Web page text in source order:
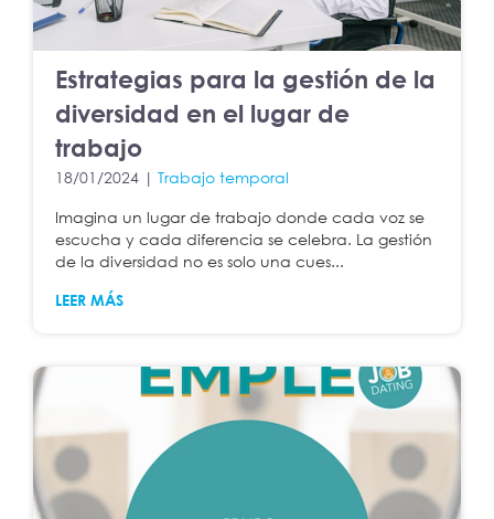
Estrategias para la gestión de la
diversidad en el lugar de
trabajo
18/01/2024 | Trabajo temporal
Imagina un lugar de trabajo donde cada voz se
escucha y cada diferencia se celebra. La gestión
de la diversidad no es solo una cues...
LEER MÁS